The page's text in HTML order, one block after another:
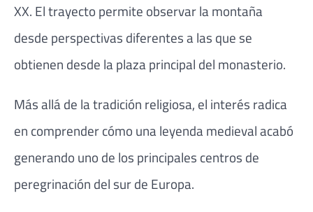
XX. El trayecto permite observar la montaña
desde perspectivas diferentes a las que se
obtienen desde la plaza principal del monasterio.
Más allá de la tradición religiosa, el interés radica
en comprender cómo una leyenda medieval acabó
generando uno de los principales centros de
peregrinación del sur de Europa.